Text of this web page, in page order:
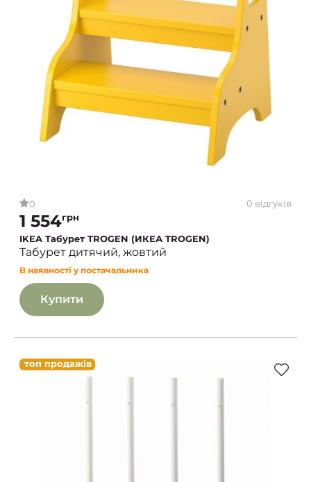
0 0 відгуків
1 554грн
IKEA Табурет TROGEN (ИКЕА TROGEN)
Табурет дитячий, жовтий
В наявності у постачальника
Купити
топ продажів